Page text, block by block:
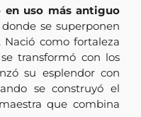
en uso más antiguo
se superponen
como fortaleza
transformó con los
su esplendor con
se construyó el
que combina